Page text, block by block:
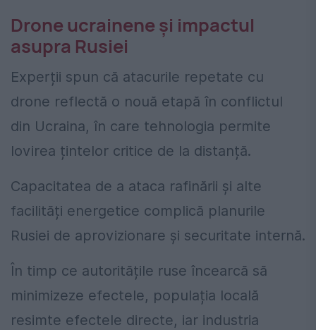
Drone ucrainene și impactul
asupra Rusiei
Experții spun că atacurile repetate cu
drone reflectă o nouă etapă în conflictul
din Ucraina, în care tehnologia permite
lovirea țintelor critice de la distanță.
Capacitatea de a ataca rafinării și alte
facilități energetice complică planurile
Rusiei de aprovizionare și securitate internă.
În timp ce autoritățile ruse încearcă să
minimizeze efectele, populația locală
resimte efectele directe, iar industria